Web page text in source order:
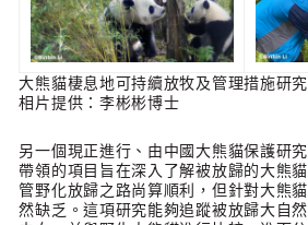
大熊貓棲息地可持續放牧及管理措施研究
相片提供：李彬彬博士
另一個現正進行、由中國大熊貓保護研
帶領的項目旨在深入了解被放歸的大熊
管野化放歸之路尚算順利，但針對大熊
然缺乏。這項研究能夠追蹤被放歸大自